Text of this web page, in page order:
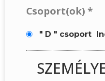
Csoport(ok) *
" D " csoport